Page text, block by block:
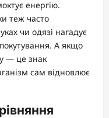
енергію.
теж часто
чи одязі нагадує
А якщо
— це знак
сам відновлює